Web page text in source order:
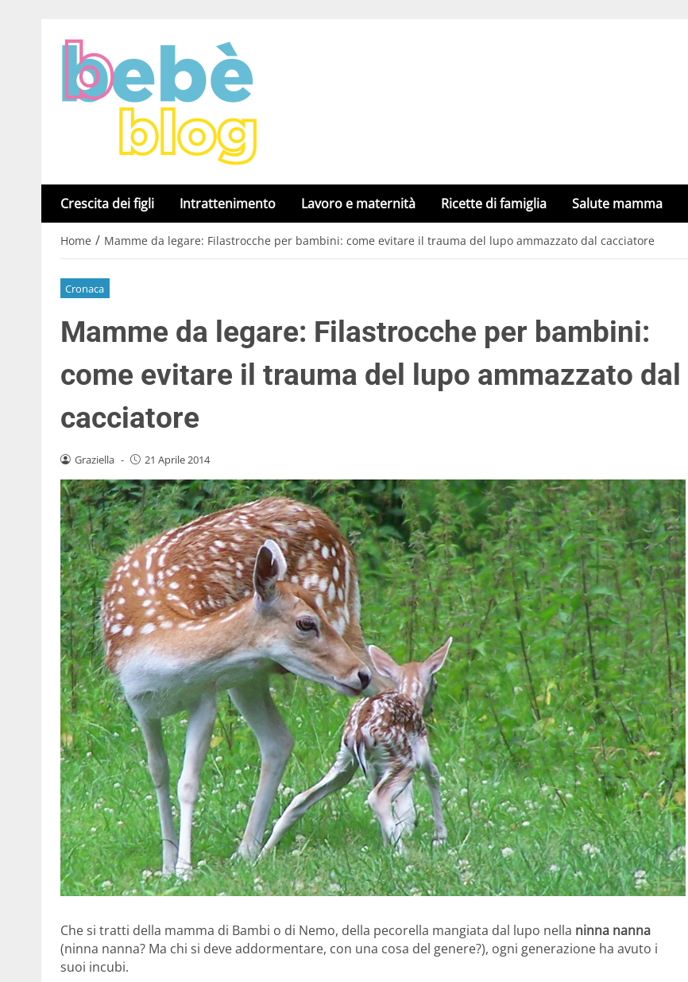
Crescita dei figli Intrattenimento Lavoro e maternità Ricette di famiglia Salute mamma
Home / Mamme da legare: Filastrocche per bambini: come evitare il trauma del lupo ammazzato dal cacciatore
Cronaca
Mamme da legare: Filastrocche per bambini:
come evitare il trauma del lupo ammazzato dal
cacciatore
Graziella - 21 Aprile 2014
Che si tratti della mamma di Bambi o di Nemo, della pecorella mangiata dal lupo nella ninna nanna
(ninna nanna? Ma chi si deve addormentare, con una cosa del genere?), ogni generazione ha avuto i
suoi incubi.